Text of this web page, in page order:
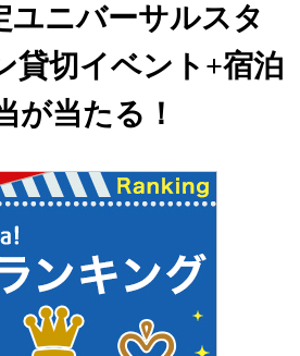
ニバーサルスタ
貸切イベント+宿泊
が当たる！